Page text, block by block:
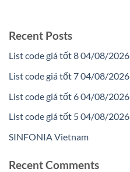
Recent Posts
List code giá tốt 8 04/08/2026
List code giá tốt 7 04/08/2026
List code giá tốt 6 04/08/2026
List code giá tốt 5 04/08/2026
SINFONIA Vietnam
Recent Comments